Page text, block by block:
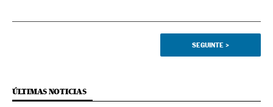
SEGUINTE >
ÚLTIMAS NOTICIAS